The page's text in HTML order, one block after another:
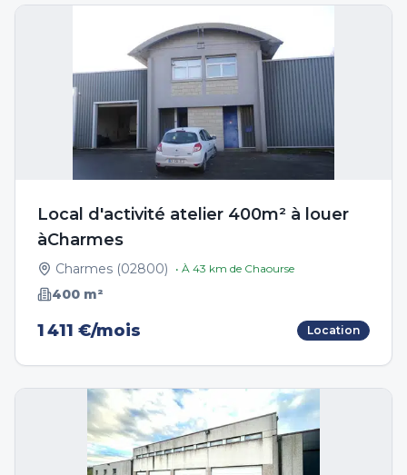
Local d'activité atelier 400m² à louer
àCharmes
Charmes (02800) • À 43 km de Chaourse
400 m²
1 411 €/mois Location